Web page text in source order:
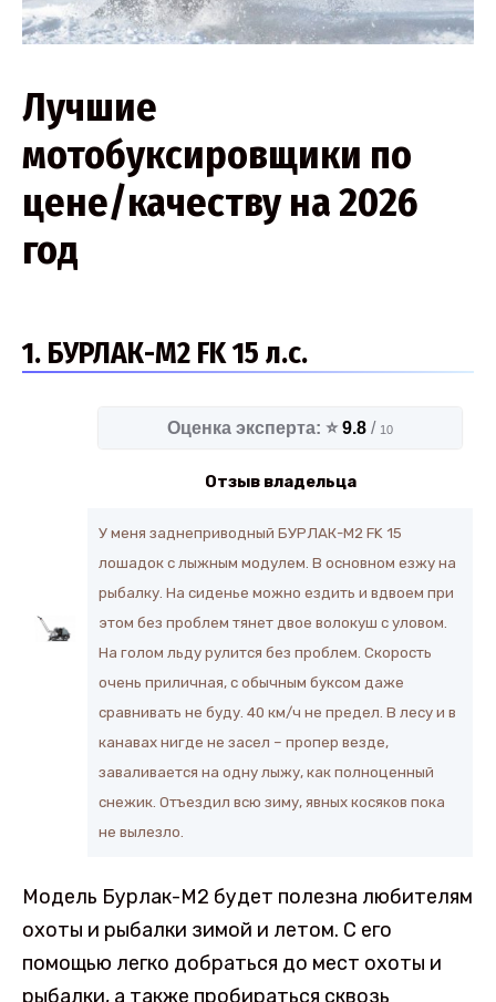
Лучшие
мотобуксировщики по
цене/качеству на 2026
год
1. БУРЛАК-М2 FK 15 л.с.
Оценка эксперта: ⭐ 9.8 / 10
Отзыв владельца
У меня заднеприводный БУРЛАК-М2 FK 15
лошадок с лыжным модулем. В основном езжу на
рыбалку. На сиденье можно ездить и вдвоем при
этом без проблем тянет двое волокуш с уловом.
На голом льду рулится без проблем. Скорость
очень приличная, с обычным буксом даже
сравнивать не буду. 40 км/ч не предел. В лесу и в
канавах нигде не засел – пропер везде,
заваливается на одну лыжу, как полноценный
снежик. Отъездил всю зиму, явных косяков пока
не вылезло.
Модель Бурлак-М2 будет полезна любителям
охоты и рыбалки зимой и летом. С его
помощью легко добраться до мест охоты и
рыбалки, а также пробираться сквозь